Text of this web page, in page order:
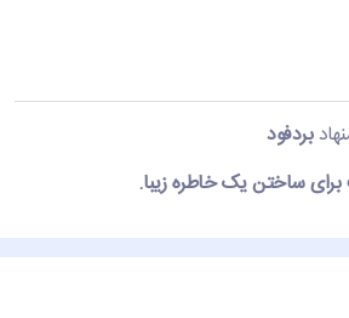
بردفود
ساختن یک خاطره زیبا.